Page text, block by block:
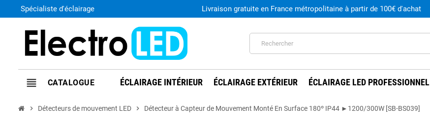
Spécialiste d'éclairage Livraison gratuite en France métropolitaine à partir de 100€ d'achat
view_headline ÉCLAIRAGE INTÉRIEUR ÉCLAIRAGE EXTÉRIEUR ÉCLAIRAGE LED PROFESSIONNEL
chevron_right Détecteurs de mouvement LED chevron_right Détecteur à Capteur de Mouvement Monté En Surface 180º IP44 ►1200/300W [SB-BS039]